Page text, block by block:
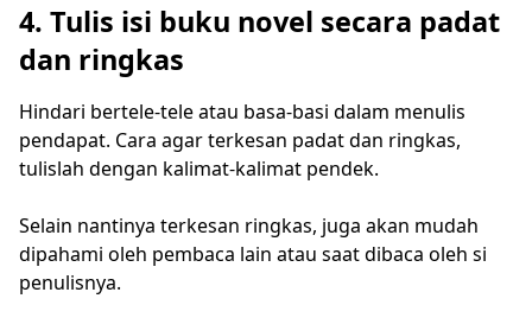
4. Tulis isi buku novel secara padat
dan ringkas
Hindari bertele-tele atau basa-basi dalam menulis
pendapat. Cara agar terkesan padat dan ringkas,
tulislah dengan kalimat-kalimat pendek.
Selain nantinya terkesan ringkas, juga akan mudah
dipahami oleh pembaca lain atau saat dibaca oleh si
penulisnya.